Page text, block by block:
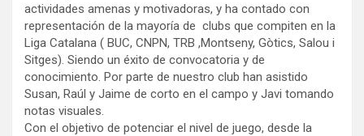
actividades amenas y motivadoras, y ha contado con
representación de la mayoría de clubs que compiten en la
Liga Catalana ( BUC, CNPN, TRB ,Montseny, Gòtics, Salou i
Sitges). Siendo un éxito de convocatoria y de
conocimiento. Por parte de nuestro club han asistido
Susan, Raúl y Jaime de corto en el campo y Javi tomando
notas visuales.
Con el objetivo de potenciar el nivel de juego, desde la